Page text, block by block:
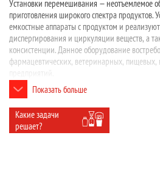
Установки перемешивания — неотъемлемое
приготовления широкого спектра продуктов.
емкостные аппараты с продуктом и
диспергирования и циркуляции веществ, а
консистенции. Данное оборудование
фармацевтических, ветеринарных, пищевых,
«Завод АВРОРА» осуществляет изготовление
перемешивающих установок для работы с
вязкими, густыми, неоднородными,
процессе перемешивания возникает
по окружности, в результате которого
распределение компонентов, взвешенных
диспергирование капель и пузырьков
Показать больше
Какие задачи
решает?